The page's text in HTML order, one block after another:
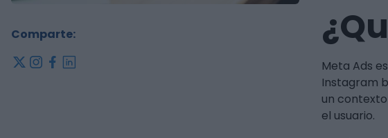
Comparte:
x instagram
facebook
Meta Ads
Instagram
un
el usuario.